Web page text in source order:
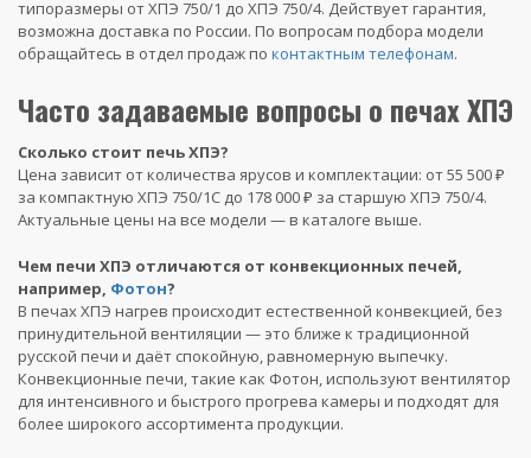
типоразмеры от ХПЭ 750/1 до ХПЭ 750/4. Действует гарантия,
возможна доставка по России. По вопросам подбора модели
обращайтесь в отдел продаж по контактным телефонам.
Часто задаваемые вопросы о печах ХПЭ
Сколько стоит печь ХПЭ?
Цена зависит от количества ярусов и комплектации: от 55 500 ₽
за компактную ХПЭ 750/1С до 178 000 ₽ за старшую ХПЭ 750/4.
Актуальные цены на все модели — в каталоге выше.
Чем печи ХПЭ отличаются от конвекционных печей,
например, Фотон?
В печах ХПЭ нагрев происходит естественной конвекцией, без
принудительной вентиляции — это ближе к традиционной
русской печи и даёт спокойную, равномерную выпечку.
Конвекционные печи, такие как Фотон, используют вентилятор
для интенсивного и быстрого прогрева камеры и подходят для
более широкого ассортимента продукции.